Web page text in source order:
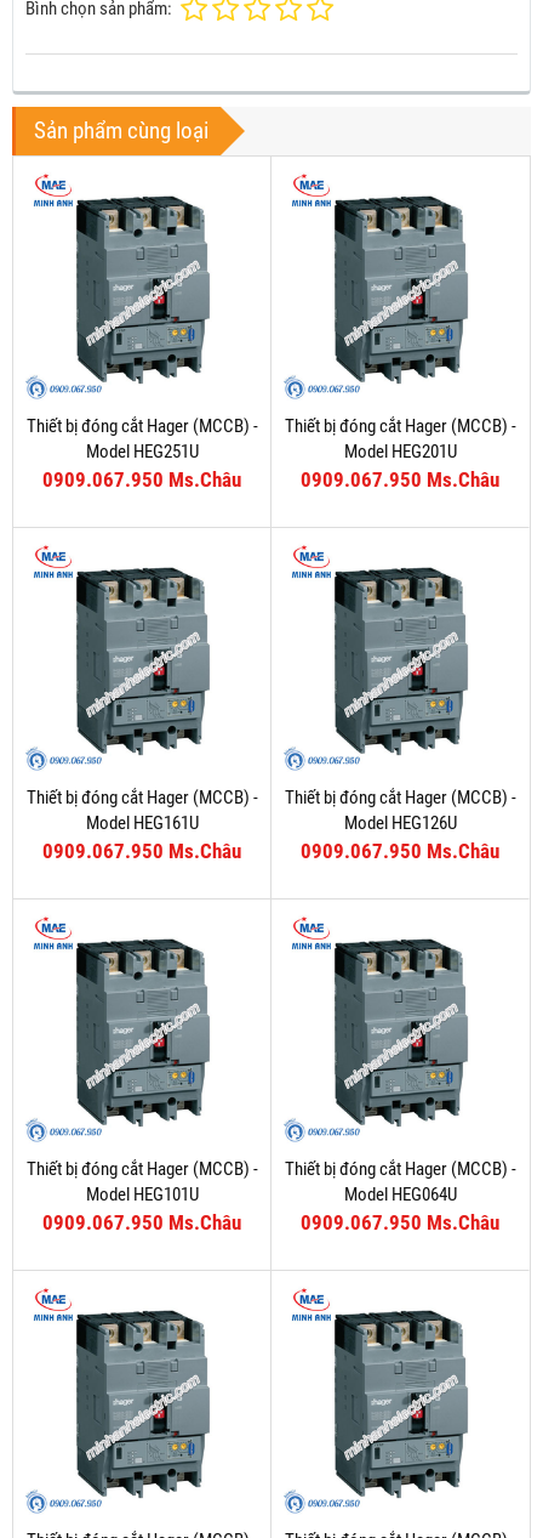
Bình chọn sản phẩm:
Sản phẩm cùng loại
Thiết bị đóng cắt Hager (MCCB) -
Model HEG251U
0909.067.950 Ms.Châu
Thiết bị đóng cắt Hager (MCCB) -
Model HEG201U
0909.067.950 Ms.Châu
Thiết bị đóng cắt Hager (MCCB) -
Model HEG161U
0909.067.950 Ms.Châu
Thiết bị đóng cắt Hager (MCCB) -
Model HEG126U
0909.067.950 Ms.Châu
Thiết bị đóng cắt Hager (MCCB) -
Model HEG101U
0909.067.950 Ms.Châu
Thiết bị đóng cắt Hager (MCCB) -
Model HEG064U
0909.067.950 Ms.Châu